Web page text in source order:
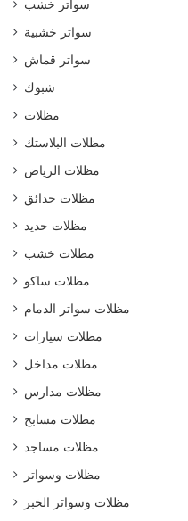
سواتر خشب
سواتر خشبية
سواتر قماش
شبوك
مظلات
مظلات البلاستك
مظلات الرياض
مظلات حدائق
مظلات حديد
مظلات خشب
مظلات ساكو
مظلات سواتر الدمام
مظلات سيارات
مظلات مداخل
مظلات مدارس
مظلات مسابح
مظلات مساجد
مظلات وسواتر
مظلات وسواتر الخبر